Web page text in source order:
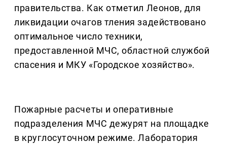
правительства. Как отметил Леонов, для
ликвидации очагов тления задействовано
оптимальное число техники,
предоставленной МЧС, областной службой
спасения и МКУ «Городское хозяйство».
Пожарные расчеты и оперативные
подразделения МЧС дежурят на площадке
в круглосуточном режиме. Лаборатория